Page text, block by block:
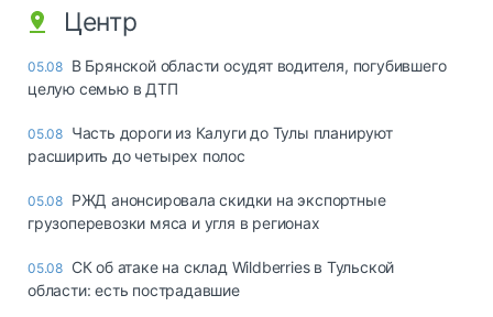
Центр
05.08 В Брянской области осудят водителя, погубившего
целую семью в ДТП
05.08 Часть дороги из Калуги до Тулы планируют
расширить до четырех полос
05.08 РЖД анонсировала скидки на экспортные
грузоперевозки мяса и угля в регионах
05.08 СК об атаке на склад Wildberries в Тульской
области: есть пострадавшие